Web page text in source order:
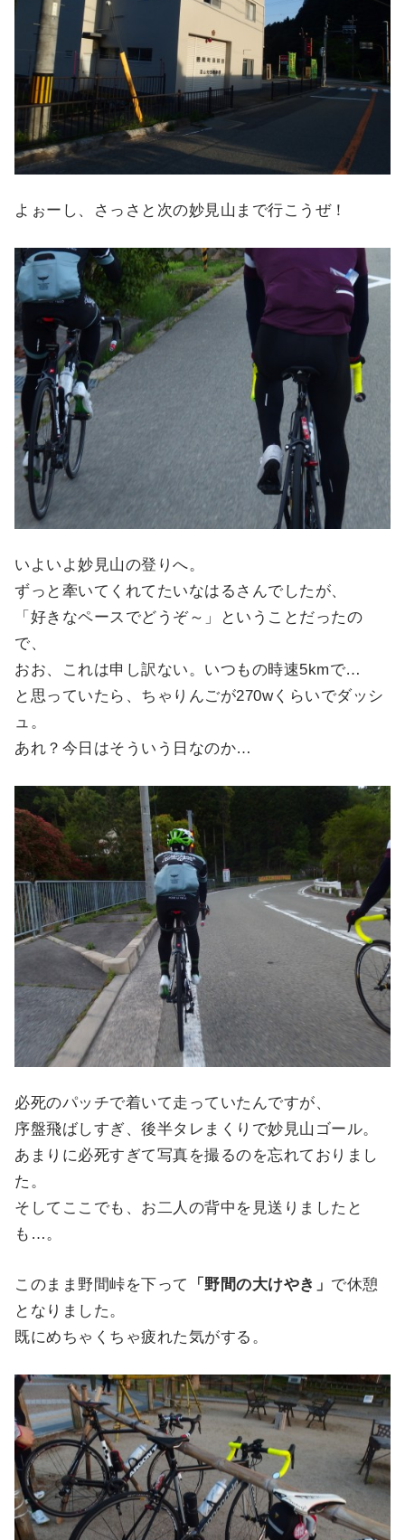
よぉーし、さっさと次の妙見山まで行こうぜ！
いよいよ妙見山の登りへ。
ずっと牽いてくれてたいなはるさんでしたが、
「好きなペースでどうぞ～」ということだったの
で、
おお、これは申し訳ない。いつもの時速5kmで…
と思っていたら、ちゃりんごが270wくらいでダッシ
ュ。
あれ？今日はそういう日なのか…
必死のパッチで着いて走っていたんですが、
序盤飛ばしすぎ、後半タレまくりで妙見山ゴール。
あまりに必死すぎて写真を撮るのを忘れておりまし
た。
そしてここでも、お二人の背中を見送りましたと
も…。
このまま野間峠を下って 「野間の大けやき」 で休憩
となりました。
既にめちゃくちゃ疲れた気がする。